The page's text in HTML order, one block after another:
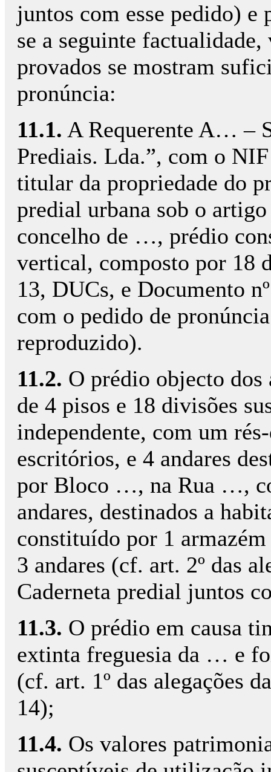
juntos com esse pedido) e
se a seguinte
provados se mostram
pronúncia:
11.1. A Requerente A… –
Prediais. Lda.”, com o
titular da propriedade do
predial urbana sob o
concelho de …, prédio
vertical, composto por 18
13, DUCs, e Documento
com o pedido de
reproduzido).
11.2. O prédio objecto
de 4 pisos e 18 divisões
independente, com um
escritórios, e 4 andares
por Bloco …, na Rua …,
andares, destinados a
constituído por 1
3 andares (cf. art. 2º das
Caderneta predial juntos
11.3. O prédio em causa
extinta freguesia da … e
(cf. art. 1º das alegações
14);
11.4. Os valores